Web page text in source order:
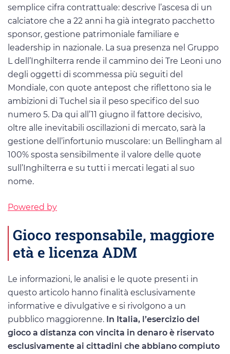
semplice cifra contrattuale: descrive l’ascesa di un
calciatore che a 22 anni ha già integrato pacchetto
sponsor, gestione patrimoniale familiare e
leadership in nazionale. La sua presenza nel Gruppo
L dell’Inghilterra rende il cammino dei Tre Leoni uno
degli oggetti di scommessa più seguiti del
Mondiale, con quote antepost che riflettono sia le
ambizioni di Tuchel sia il peso specifico del suo
numero 5. Da qui all’11 giugno il fattore decisivo,
oltre alle inevitabili oscillazioni di mercato, sarà la
gestione dell’infortunio muscolare: un Bellingham al
100% sposta sensibilmente il valore delle quote
sull’Inghilterra e su tutti i mercati legati al suo
nome.
Powered by
Gioco responsabile, maggiore
età e licenza ADM
Le informazioni, le analisi e le quote presenti in
questo articolo hanno finalità esclusivamente
informative e divulgative e si rivolgono a un
pubblico maggiorenne. In Italia, l’esercizio del
gioco a distanza con vincita in denaro è riservato
esclusivamente ai cittadini che abbiano compiuto